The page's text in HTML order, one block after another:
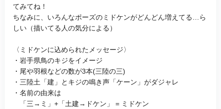
てみてね！
ちなみに、いろんなポーズのミドケンがどんどん増えてる…ら
しい（描いてる人の気分による）
〈ミドケンに込められたメッセージ〉
・岩手県鳥のキジをイメージ
・尾や羽根などの数が3本(三陸の三)
・三陸土「建」とキジの鳴き声「ケーン」がダジャレ
・名前の由来は
「三→ミ」+「土建→ドケン」 = ミドケン